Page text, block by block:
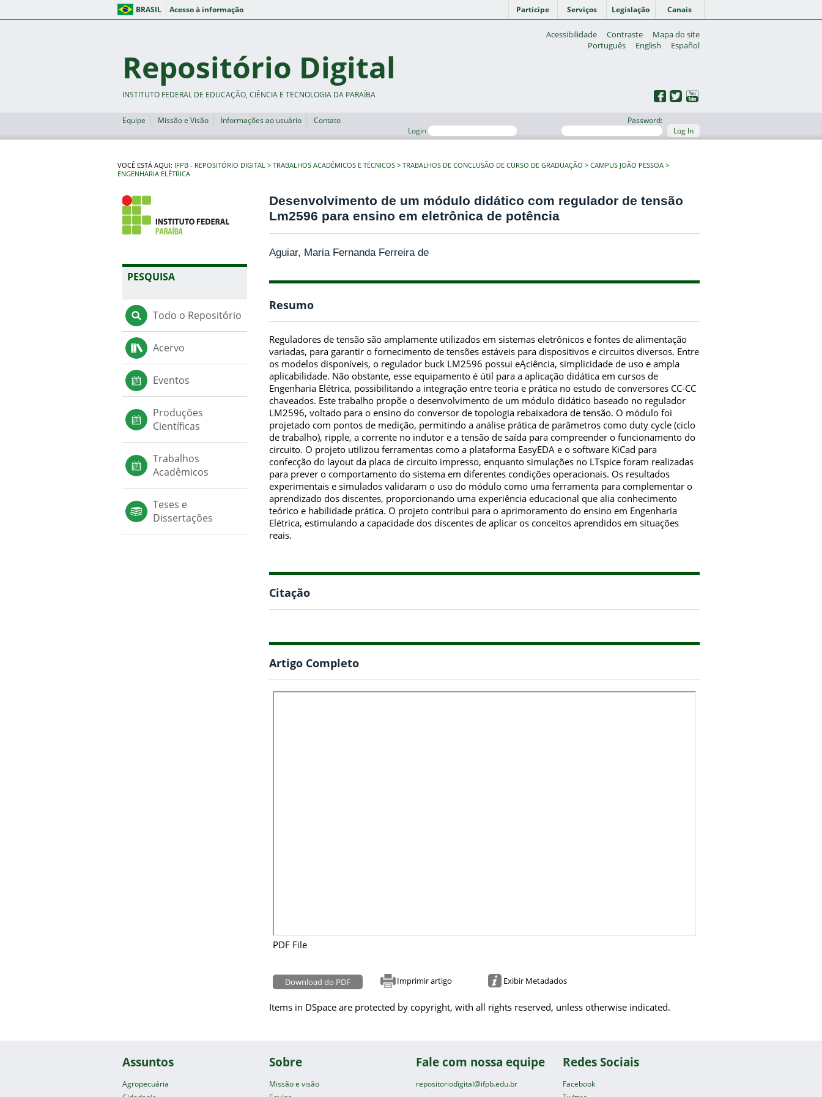
BRASIL Acesso à informação Participe Serviços Legislação Canais
Acessibilidade Contraste
Mapa do site
Português
English Español
Repositório Digital
INSTITUTO FEDERAL DE EDUCAÇÃO, CIÊNCIA E TECNOLOGIA DA PARAÍBA
Equipe Missão e Visão Informações ao usuário
Contato
Login
Password:
Log In
VOCÊ ESTÁ AQUI: IFPB - REPOSITÓRIO DIGITAL TRABALHOS ACADÊMICOS E TÉCNICOS TRABALHOS DE CONCLUSÃO DE CURSO DE GRADUAÇÃO
CAMPUS JOÃO PESSOA
ENGENHARIA ELÉTRICA
PESQUISA
Todo o Repositório
Acervo
Eventos
Produções
Científicas
Trabalhos
Acadêmicos
Teses e
Dissertações
Desenvolvimento de um módulo didático com regulador de tensão
Lm2596 para ensino em eletrônica de potência
Aguiar, Maria Fernanda Ferreira de
Resumo
Reguladores de tensão são amplamente utilizados em sistemas eletrônicos e fontes de alimentação
variadas, para garantir o fornecimento de tensões estáveis para dispositivos e circuitos diversos. Entre
os modelos disponíveis, o regulador buck LM2596 possui eĄciência, simplicidade de uso e ampla
aplicabilidade. Não obstante, esse equipamento é útil para a aplicação didática em cursos de
Engenharia Elétrica, possibilitando a integração entre teoria e prática no estudo de conversores CC-CC
chaveados. Este trabalho propõe o desenvolvimento de um módulo didático baseado no regulador
LM2596, voltado para o ensino do conversor de topologia rebaixadora de tensão. O módulo foi
projetado com pontos de medição, permitindo a análise prática de parâmetros como duty cycle (ciclo
de trabalho), ripple, a corrente no indutor e a tensão de saída para compreender o funcionamento do
circuito. O projeto utilizou ferramentas como a plataforma EasyEDA e o software KiCad para
confecção do layout da placa de circuito impresso, enquanto simulações no LTspice foram realizadas
para prever o comportamento do sistema em diferentes condições operacionais. Os resultados
experimentais e simulados validaram o uso do módulo como uma ferramenta para complementar o
aprendizado dos discentes, proporcionando uma experiência educacional que alia conhecimento
teórico e habilidade prática. O projeto contribui para o aprimoramento do ensino em Engenharia
Elétrica, estimulando a capacidade dos discentes de aplicar os conceitos aprendidos em situações
reais.
Citação
Artigo Completo
PDF File
Download do PDF Imprimir artigo Exibir Metadados
Items in DSpace are protected by copyright, with all rights reserved, unless otherwise indicated.
Assuntos
Agropecuária
Sobre
Missão e visão
Fale com nossa equipe
repositoriodigital@ifpb.edu.br
Redes Sociais
Facebook